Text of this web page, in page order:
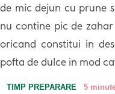
de mic dejun cu prune
nu contine pic de
oricand constitui in
pofta de dulce in mod
TIMP PREPARARE 5